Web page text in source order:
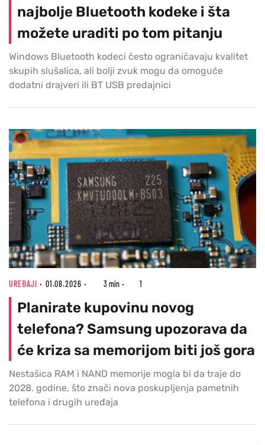
najbolje Bluetooth kodeke i šta
možete uraditi po tom pitanju
Windows Bluetooth kodeci često ograničavaju kvalitet
skupih slušalica, ali bolji zvuk mogu da omoguće
dodatni drajveri ili BT USB predajnici
UREĐAJI 01.08.2026 3 min 1
Planirate kupovinu novog
telefona? Samsung upozorava da
će kriza sa memorijom biti još gora
Nestašica RAM i NAND memorije mogla bi da traje do
2028. godine, što znači nova poskupljenja pametnih
telefona i drugih uređaja